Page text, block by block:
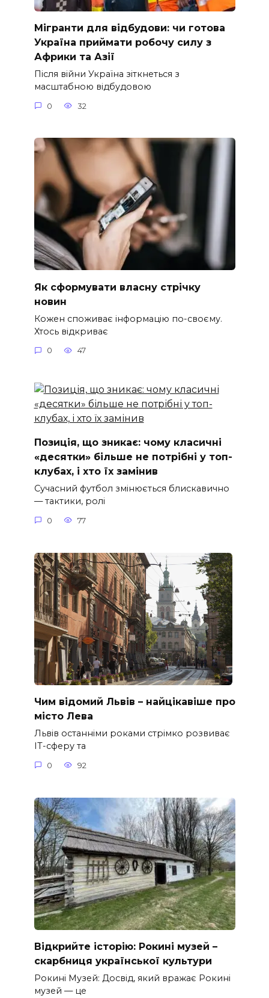
Мігранти для відбудови: чи готова
Україна приймати робочу силу з
Африки та Азії
Після війни Україна зіткнеться з
масштабною відбудовою
0 32
Як сформувати власну стрічку
новин
Кожен споживає інформацію по-своєму.
Хтось відкриває
0 47
Позиція, що зникає: чому класичні
«десятки» більше не потрібні у топ-
клубах, і хто їх замінив
Сучасний футбол змінюється блискавично
— тактики, ролі
0 77
Чим відомий Львів – найцікавіше про
місто Лева
Львів останніми роками стрімко розвиває
ІТ-сферу та
0 92
Відкрийте історію: Рокині музей –
скарбниця української культури
Рокині Музей: Досвід, який вражає Рокині
музей — це